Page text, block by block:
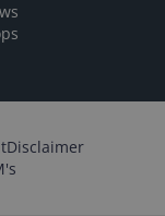
Disclaimer